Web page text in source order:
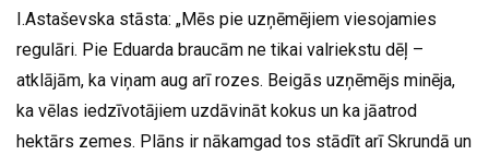
I.Astaševska stāsta: „Mēs pie uzņēmējiem viesojamies
regulāri. Pie Eduarda braucām ne tikai valriekstu dēļ –
atklājām, ka viņam aug arī rozes. Beigās uzņēmējs minēja,
ka vēlas iedzīvotājiem uzdāvināt kokus un ka jāatrod
hektārs zemes. Plāns ir nākamgad tos stādīt arī Skrundā un